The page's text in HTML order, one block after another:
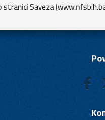
stranici Saveza